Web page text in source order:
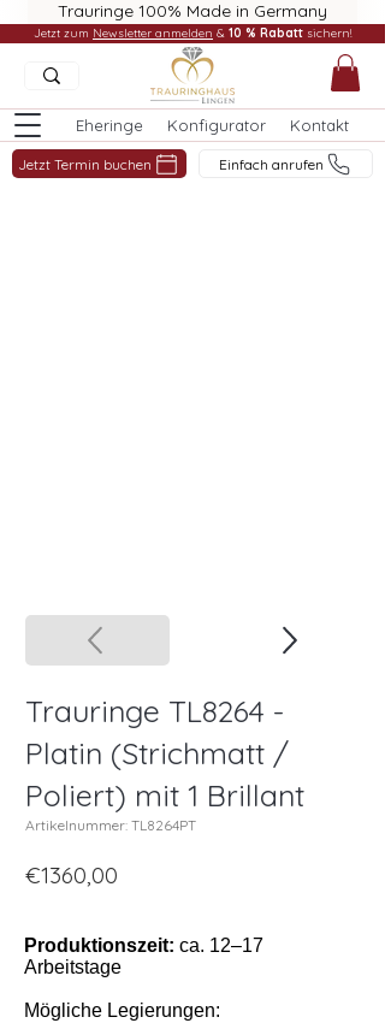
Trauringe 100% Made in Germany
Eheringe Konfigurator Kontakt
Jetzt Termin buchen Einfach anrufen
Jetzt zum Newsletter anmelden & 10 % Rabatt sichern!
Trauringe TL8264 -
Platin (Strichmatt /
Poliert) mit 1 Brillant
Artikelnummer: TL8264PT
€1360,00
Produktionszeit: ca. 12–17
Arbeitstage
Mögliche Legierungen: